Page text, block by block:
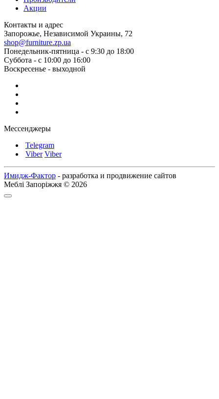
Акции
Контакты и адрес
Запорожье, Независимой Украины, 72
shop@furniture.zp.ua
Понедельник-пятница - с 9:30 до 18:00
Суббота - с 10:00 до 16:00
Воскресенье - выходной
Мессенджеры
Telegram
Viber Viber
Имидж-Фактор - разработка и продвижение сайтов
Меблі Запоріжжя © 2026